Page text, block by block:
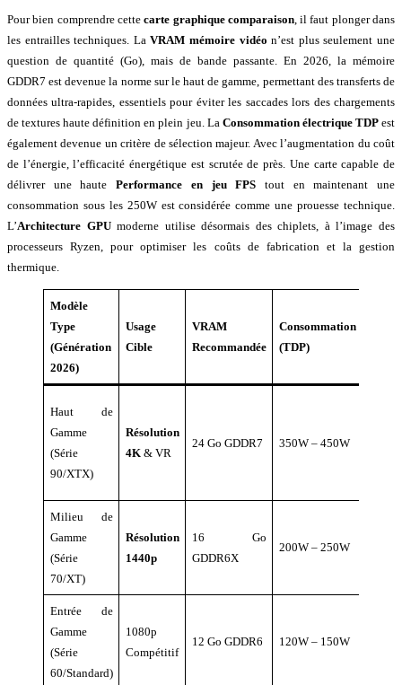
Pour bien comprendre cettecarte graphique comparaison, il faut plonger dans
les entrailles techniques. LaVRAM mémoire vidéo n’est plus seulement une
question de quantité (Go), mais de bande passante. En 2026, la mémoire
GDDR7 est devenue la norme sur le haut de gamme, permettant des transferts de
données ultra-rapides, essentiels pour éviter les saccades lors des chargements
de textures haute définition en plein jeu. La Consommation électrique TDPest
également devenue un critère de sélection majeur. Avec l’augmentation du coût
de l’énergie, l’efficacité énergétique est scrutée de près. Une carte capable de
délivrer une hautePerformance en jeu FPS tout en maintenant une
consommation sous les 250W est considérée comme une prouesse technique.
L’Architecture GPUmoderne utilise désormais des chiplets, à l’image des
processeurs Ryzen, pour optimiser les coûts de fabrication et la gestion
thermique.
Modèle
Type
(Génération
2026)
Usage
Cible
VRAM
Recommandée
Consommation
(TDP)
Haut de
Gamme
(Série
90/XTX)
Résolution
4K& VR
24 Go GDDR7 350W – 450W
Milieu de
Gamme
(Série
70/XT)
Résolution
1440p
16 Go
GDDR6X
200W – 250W
Entrée de
Gamme
(Série
60/Standard)
1080p
Compétitif
12 Go GDDR6 120W – 150W